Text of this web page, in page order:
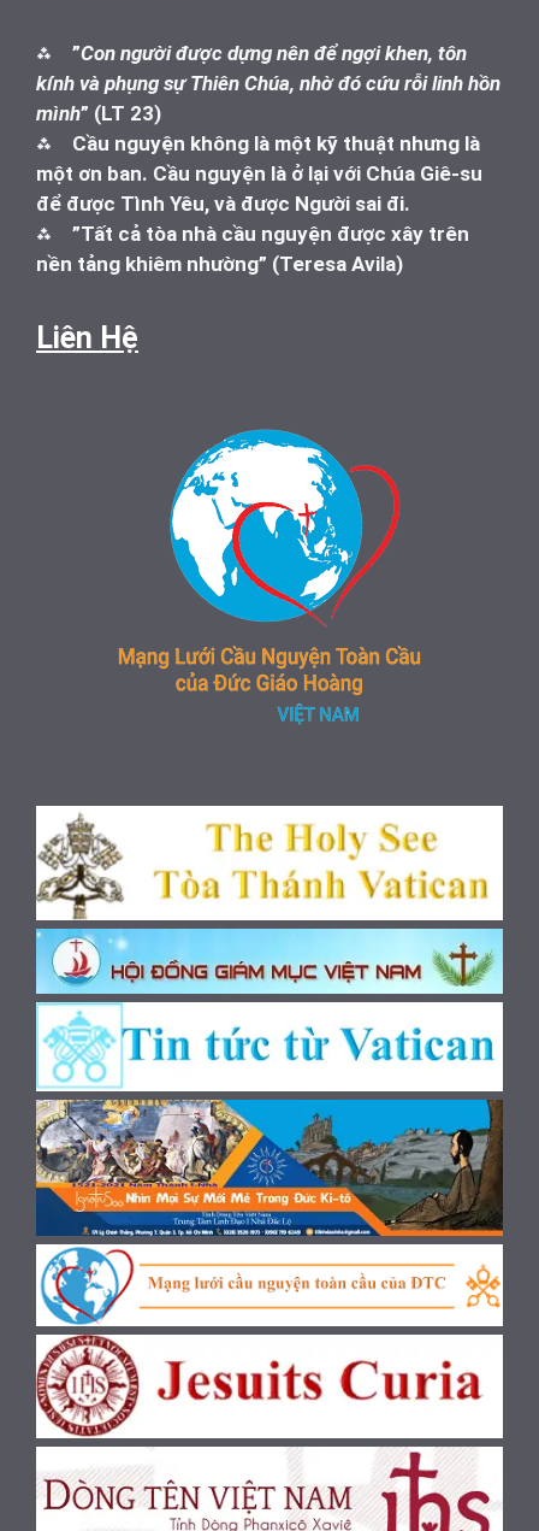
⁂ ”Con người được dựng nên để ngợi khen, tôn
kính và phụng sự Thiên Chúa, nhờ đó cứu rỗi linh hồn
mình” (LT 23)
⁂ Cầu nguyện không là một kỹ thuật nhưng là
một ơn ban. Cầu nguyện là ở lại với Chúa Giê-su
để được Tình Yêu, và được Người sai đi.
⁂ ”Tất cả tòa nhà cầu nguyện được xây trên
nền tảng khiêm nhường” (Teresa Avila)
Liên Hệ